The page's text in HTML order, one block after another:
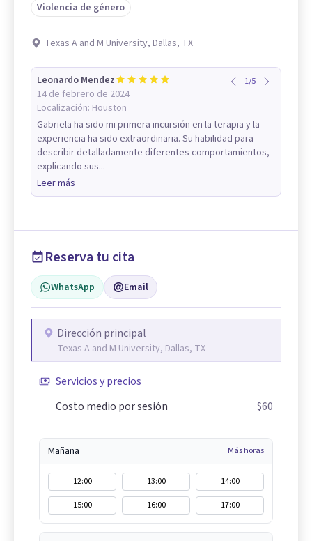
Violencia de género
Texas A and M University, Dallas, TX
Leonardo Mendez
14 de febrero de 2024
Localización: Houston
1/5
Gabriela ha sido mi primera incursión en la terapia y la
experiencia ha sido extraordinaria. Su habilidad para
describir detalladamente diferentes comportamientos,
explicando sus...
Leer más
Reserva tu cita
WhatsApp Email
Dirección principal
Texas A and M University, Dallas, TX
Servicios y precios
Costo medio por sesión
$60
Mañana Más horas
12:00 13:00
14:00
15:00
16:00 17:00